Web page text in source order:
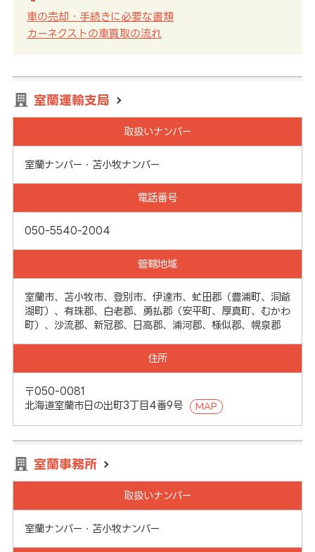
車の売却・手続きに必要な書類
カーネクストの車買取の流れ
室蘭運輸支局
取扱いナンバー
室蘭ナンバー・苫小牧ナンバー
電話番号
050-5540-2004
管轄地域
室蘭市、苫小牧市、登別市、伊達市、虻田郡（豊浦町、洞爺
湖町）、有珠郡、白老郡、勇払郡（安平町、厚真町、むかわ
町）、沙流郡、新冠郡、日高郡、浦河郡、様似郡、幌泉郡
住所
〒050-0081
北海道室蘭市日の出町3丁目4番9号
MAP
室蘭事務所
取扱いナンバー
室蘭ナンバー・苫小牧ナンバー